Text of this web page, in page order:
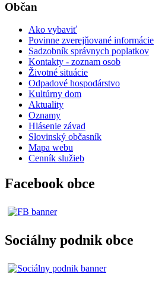
Občan
Ako vybaviť
Povinne zverejňované informácie
Sadzobník správnych poplatkov
Kontakty - zoznam osob
Životné situácie
Odpadové hospodárstvo
Kultúrny dom
Aktuality
Oznamy
Hlásenie závad
Slovinský občasník
Mapa webu
Cenník služieb
Facebook obce
Sociálny podnik obce